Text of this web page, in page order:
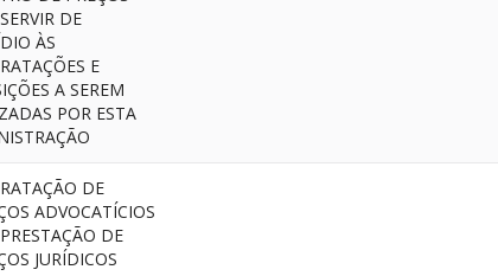
DE
ÀS
E
A SEREM
POR ESTA
DE
ADVOCATÍCIOS
DE
JURÍDICOS